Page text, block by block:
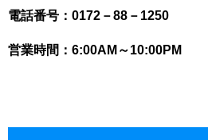
電話番号：0172－88－1250
営業時間：6:00AM～10:00PM